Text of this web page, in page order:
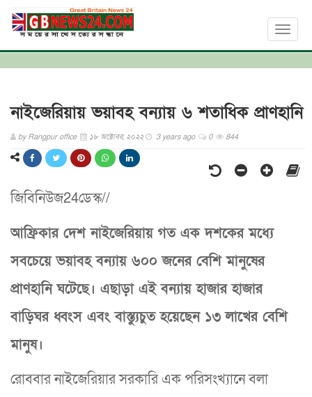
Toggle
নাইজেরিয়ায় ভয়াবহ বন্যায় ৬ শতাধিক প্রাণহানি
byRangpur office ১৮ অক্টোবর, ২০২২ 3 years ago 0 844
জিবিনিউজ24ডেস্ক//
আফ্রিকার দেশ নাইজেরিয়ায় গত এক দশকের মধ্যে
সবচেয়ে ভয়াবহ বন্যায় ৬০০ জনের বেশি মানুষের
প্রাণহানি ঘটেছে। এছাড়া এই বন্যায় হাজার হাজার
বাড়িঘর ধ্বংস এবং বাস্ত্যুচুত হয়েছেন ১৩ লাখের বেশি
মানুষ।
রোববার নাইজেরিয়ার সরকারি এক পরিসংখ্যানে বলা